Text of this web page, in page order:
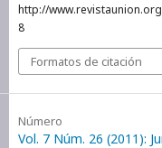
http://
8
Formatos de citación
Número
Vol. 7 Núm. 26 (2011):